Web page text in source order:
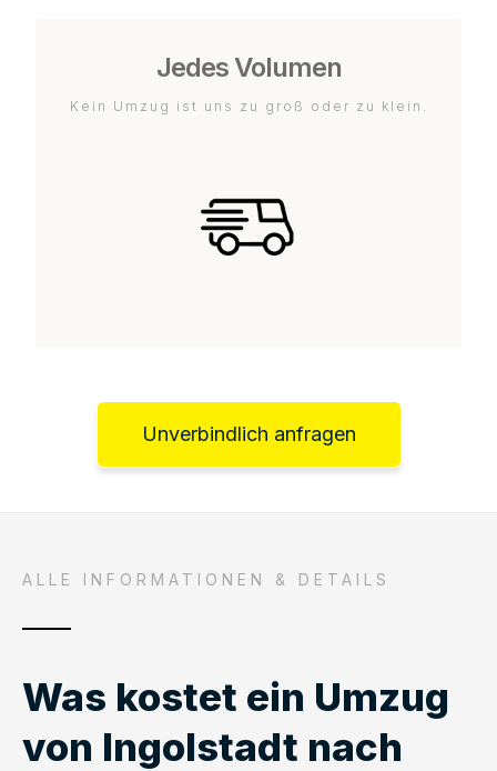
Jedes Volumen
Kein Umzug ist uns zu groß oder zu klein.
Unverbindlich anfragen
ALLE INFORMATIONEN & DETAILS
Was kostet ein Umzug
von Ingolstadt nach